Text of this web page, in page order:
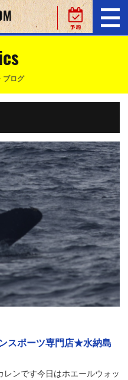
ブログ
スポーツ専門店★水納島
ンです今日はホエールウォッ